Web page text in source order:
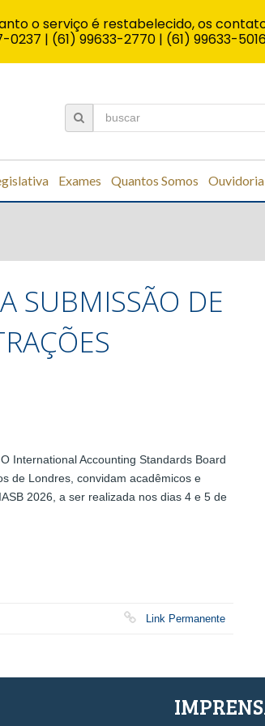
Exames Quantos Somos Ouvidoria
SUBMISSÃO DE
International Accounting Standards Board
de Londres, convidam acadêmicos e
2026, a ser realizada nos dias 4 e 5 de
Link Permanente
o serviço é restabelecido, os
0237 | (61) 99633-2770 | (61) 99633-